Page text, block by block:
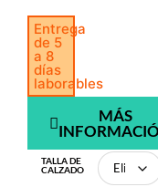
Entrega
de 5
a 8
días
laborables
MÁS
TALLA DE
CALZADO